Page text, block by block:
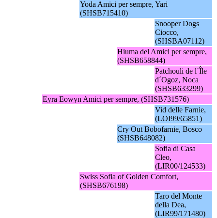
Yoda Amici per sempre, Yari
(SHSB715410)
Snooper Dogs
Ciocco,
(SHSBA07112)
Hiuma del Amici per sempre,
(SHSB658844)
Patchouli de l´Île
d´Ogoz, Noca
(SHSB633299)
Eyra Eowyn Amici per sempre, (SHSB731576)
Vid delle Farnie,
(LOI99/65851)
Cry Out Bobofarnie, Bosco
(SHSB648082)
Sofia di Casa
Cleo,
(LIR00/124533)
Swiss Sofia of Golden Comfort,
(SHSB676198)
Taro del Monte
della Dea,
(LIR99/171480)